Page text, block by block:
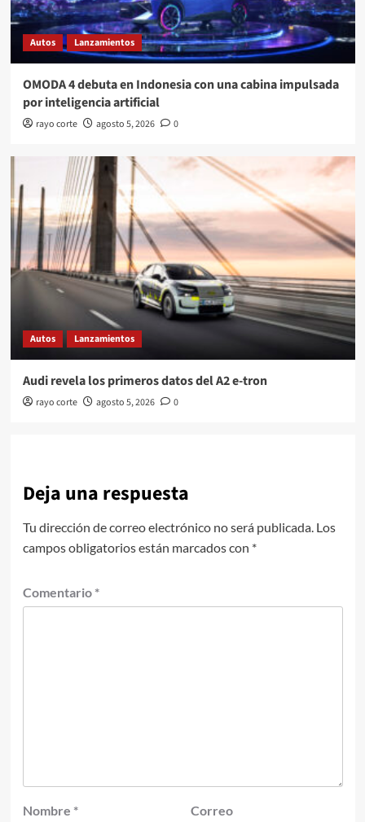
Autos Lanzamientos
OMODA 4 debuta en Indonesia con una cabina impulsada
por inteligencia artificial
rayo corte agosto 5, 2026 0
Autos Lanzamientos
Audi revela los primeros datos del A2 e-tron
rayo corte agosto 5, 2026 0
Deja una respuesta
Tu dirección de correo electrónico no será publicada. Los
campos obligatorios están marcados con *
Comentario *
Nombre *
Correo